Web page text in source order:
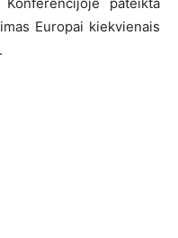
pateikta
Europai kiekvienais